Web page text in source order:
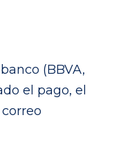
(BBVA,
el pago, el